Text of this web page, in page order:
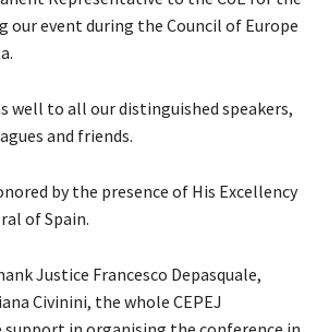
our event during the Council of Europe
well to all our distinguished speakers,
and friends.
by the presence of His Excellency
of Spain.
Justice Francesco Depasquale,
Civinini, the whole CEPEJ